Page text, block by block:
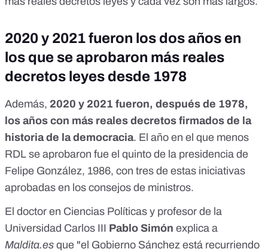
2020 y 2021 fueron los dos años en
los que se aprobaron más reales
decretos leyes desde 1978
Además, 2020 y 2021 fueron, después de 1978,
los años con más reales decretos firmados de la
historia de la democracia. El año en el que menos
RDL se aprobaron fue el quinto de la presidencia de
Felipe González, 1986, con tres de estas iniciativas
aprobadas en los consejos de ministros.
El doctor en Ciencias Políticas y profesor de la
Universidad Carlos III Pablo Simón explica a
Maldita.es que "el Gobierno Sánchez está recurriendo